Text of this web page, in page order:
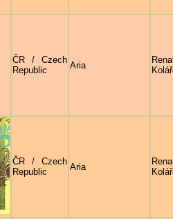
ČR / Czech
Republic
Aria
ČR / Czech
Republic
Aria